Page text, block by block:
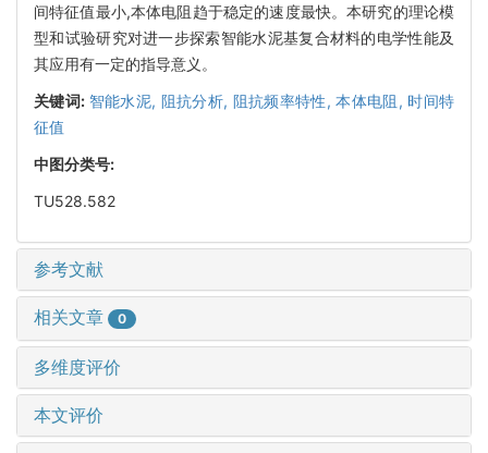
间特征值最小,本体电阻趋于稳定的速度最快。本研究的理论模
型和试验研究对进一步探索智能水泥基复合材料的电学性能及
其应用有一定的指导意义。
关键词: 智能水泥, 阻抗分析, 阻抗频率特性,本体电阻, 时间特
征值
中图分类号:
TU528.582
参考文献
相关文章 0
多维度评价
本文评价